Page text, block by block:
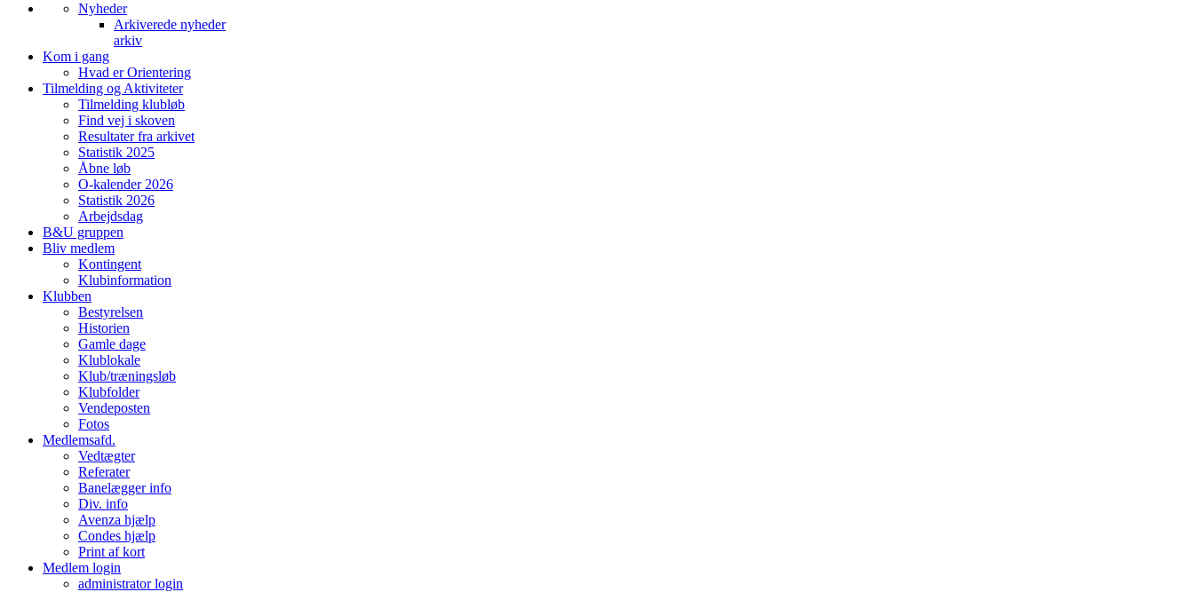
Nyheder
Arkiverede nyheder
arkiv
Kom i gang
Hvad er Orientering
Tilmelding og Aktiviteter
Tilmelding klubløb
Find vej i skoven
Resultater fra arkivet
Statistik 2025
Åbne løb
O-kalender 2026
Statistik 2026
Arbejdsdag
B&U gruppen
Bliv medlem
Kontingent
Klubinformation
Klubben
Bestyrelsen
Historien
Gamle dage
Klublokale
Klub/træningsløb
Klubfolder
Vendeposten
Fotos
Medlemsafd.
Vedtægter
Referater
Banelægger info
Div. info
Avenza hjælp
Condes hjælp
Print af kort
Medlem login
administrator login